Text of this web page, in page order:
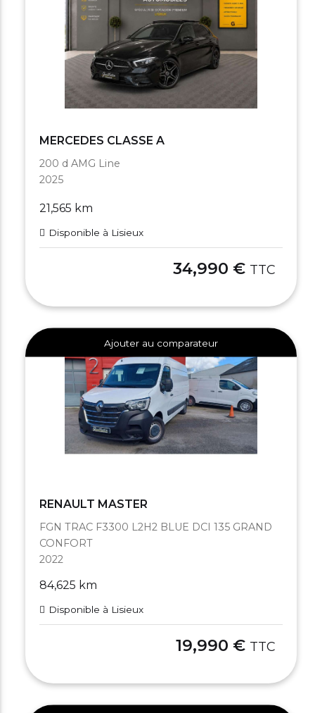
MERCEDES CLASSE A
200 d AMG Line
2025
21,565 km
Disponible à Lisieux
34,990 € TTC
Ajouter au comparateur
RENAULT MASTER
FGN TRAC F3300 L2H2 BLUE DCI 135 GRAND
CONFORT
2022
84,625 km
Disponible à Lisieux
19,990 € TTC